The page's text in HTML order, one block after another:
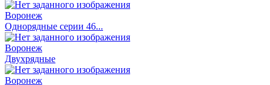
Однорядные серии 46...
Двухрядные